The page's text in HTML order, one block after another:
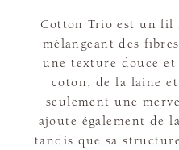
Cotton Trio est un fil
mélangeant des
une texture douce et
coton, de la laine
seulement une
ajoute également de
tandis que sa